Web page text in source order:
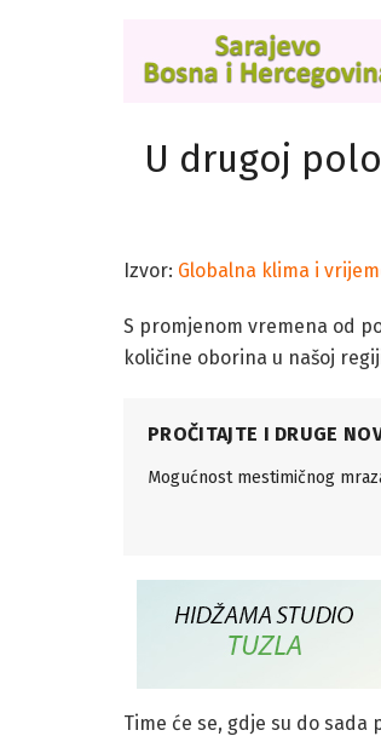
U drugoj
Izvor: Globalna klima i
S promjenom vremena od
količine oborina u našoj
PROČITAJTE I DRUGE
Mogućnost mestimičnog
Time će se, gdje su do